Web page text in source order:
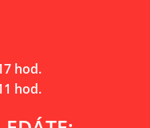
hod.
hod.